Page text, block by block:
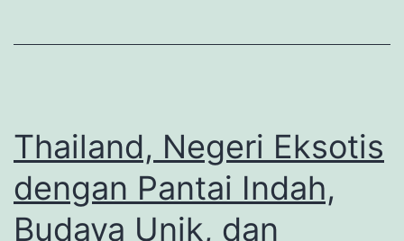
K-
yang
Thailand, Negeri Eksotis
dengan Pantai Indah,
Budaya Unik, dan